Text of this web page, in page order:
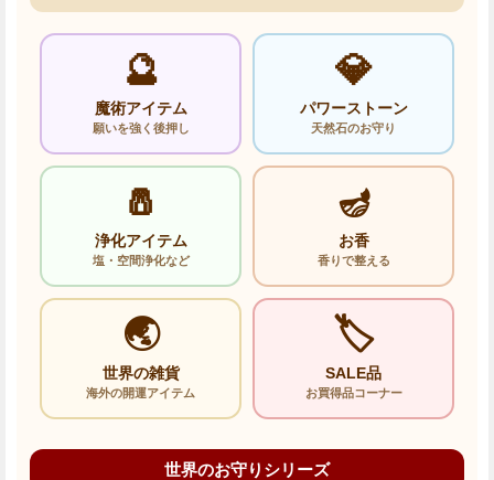
🔮
魔術アイテム
願いを強く後押し
💎
パワーストーン
天然石のお守り
🧂
浄化アイテム
塩・空間浄化など
🪔
お香
香りで整える
🌏
世界の雑貨
海外の開運アイテム
🏷️
SALE品
お買得品コーナー
世界のお守りシリーズ